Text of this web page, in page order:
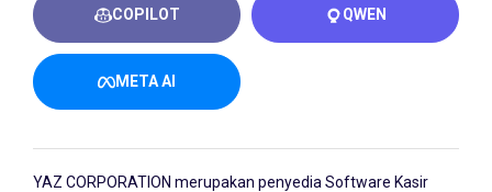
COPILOT QWEN
META AI
YAZ CORPORATION merupakan penyedia Software Kasir